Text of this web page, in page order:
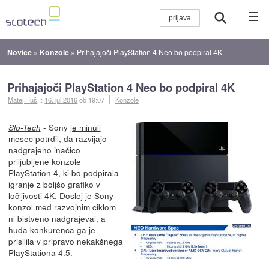
☰
Novice » Konzole » Prihajajoči PlayStation 4 Neo bo podpiral 4K
Prihajajoči PlayStation 4 Neo bo podpiral 4K
Matej Huš :: 16. jul 2016ob 19:07 Konzole
Slo-Tech - Sony je minuli
mesec potrdil, da razvijajo
nadgrajeno inačico
priljubljene konzole
PlayStation 4, ki bo podpirala
igranje z boljšo grafiko v
ločljivosti 4K. Doslej je Sony
konzol med razvojnim ciklom
ni bistveno nadgrajeval, a
huda konkurenca ga je
prisilila v pripravo nekakšnega
PlayStationa 4.5.